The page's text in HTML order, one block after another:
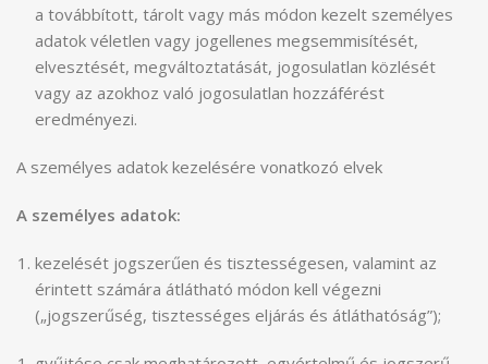
a továbbított, tárolt vagy más módon kezelt személyes
adatok véletlen vagy jogellenes megsemmisítését,
elvesztését, megváltoztatását, jogosulatlan közlését
vagy az azokhoz való jogosulatlan hozzáférést
eredményezi.
A személyes adatok kezelésére vonatkozó elvek
A személyes adatok:
kezelését jogszerűen és tisztességesen, valamint az
érintett számára átlátható módon kell végezni
(„jogszerűség, tisztességes eljárás és átláthatóság”);